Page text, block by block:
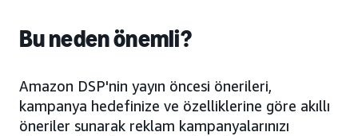
Bu neden önemli?
Amazon DSP'nin yayın öncesi önerileri,
kampanya hedefinize ve özelliklerine göre akıllı
öneriler sunarak reklam kampanyalarınızı